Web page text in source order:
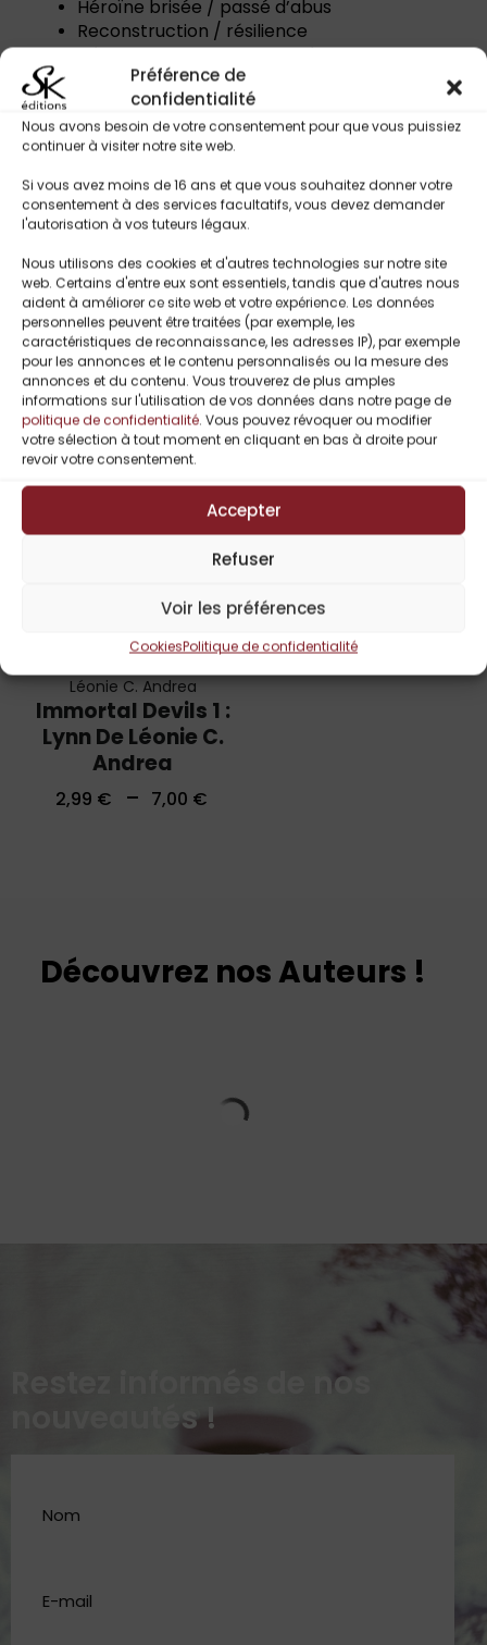
Préférence de
confidentialité
Nous avons besoin de votre consentement pour que vous puissiez
continuer à visiter notre site web.
Si vous avez moins de 16 ans et que vous souhaitez donner votre
consentement à des services facultatifs, vous devez demander
l'autorisation à vos tuteurs légaux.
Nous utilisons des cookies et d'autres technologies sur notre site
web. Certains d'entre eux sont essentiels, tandis que d'autres nous
aident à améliorer ce site web et votre expérience. Les données
personnelles peuvent être traitées (par exemple, les
caractéristiques de reconnaissance, les adresses IP), par exemple
pour les annonces et le contenu personnalisés ou la mesure des
annonces et du contenu. Vous trouverez de plus amples
informations sur l'utilisation de vos données dans notre page de
politique de confidentialité. Vous pouvez révoquer ou modifier
votre sélection à tout moment en cliquant en bas à droite pour
revoir votre consentement.
Accepter
Refuser
Voir les préférences
CookiesPolitique de confidentialité
Héroïne brisée / passé d’abus
Reconstruction / résilience
Héros protecteur & marqué par le
sacrifice
Attirance interdite / elle semble
appartenir à un autre
Club MC soudé / codes de loyauté
Secrets, faux-semblants & tensions
émotionnelles
Slow burn chargé de désir
Titres Similaires
UP TO-
59%
Immortal Devils 1 :
Lynn De Léonie C.
Andrea
Léonie C. Andrea
2,99 € – 7,00 €
Découvrez nos Auteurs !
Restez informés de nos
nouveautés !